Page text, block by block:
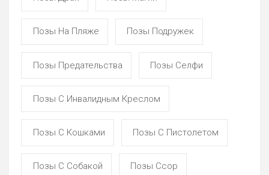
Позы На Пляже Позы Подружек
Позы Предательства Позы Селфи
Позы С Инвалидным Креслом
Позы С Кошками Позы С Пистолетом
Позы С Собакой Позы Ссор